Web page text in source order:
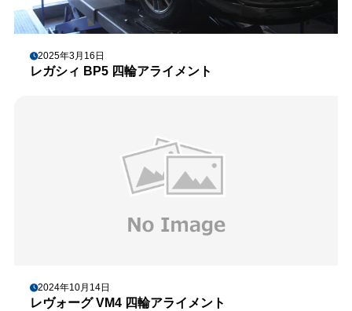
2025年3月16日
レガシィ BP5 四輪アライメント
2024年10月14日
レヴォーグ VM4 四輪アライメント